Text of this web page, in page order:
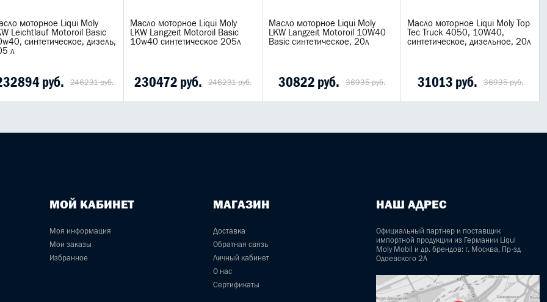
моторное Liqui Moly
Leichtlauf Motoroil Basic
синтетическое, дизель,
л
руб. 246231 руб.
Масло моторное Liqui Moly
LKW Langzeit Motoroil Basic
10w40 синтетическое 205л
230472 руб. 246231 руб.
Масло моторное Liqui Moly
LKW Langzeit Motoroil 10W40
Basic синтетическое, 20л
30822 руб. 36935 руб.
Масло моторное Liqui Moly Top
Tec Truck 4050, 10W40,
синтетическое, дизельное, 20л
31013 руб. 36935 руб.
МОЙ КАБИНЕТ
Моя информация
Мои заказы
Избранное
МАГАЗИН
Доставка
Обратная связь
Личный кабинет
О нас
Сертификаты
НАШ АДРЕС
Официальный партнер и поставщик
импортной продукции из Германии Liqui
Moly Mobil и др. брендов: г. Москва, Пр-зд
Одоевского 2А